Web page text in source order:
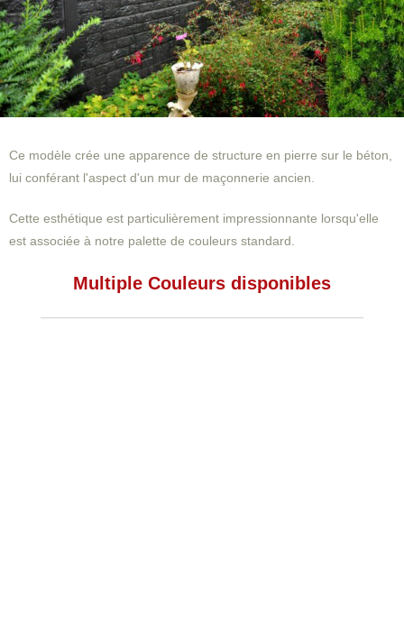
Ce modèle crée une apparence de structure en pierre sur le béton,
lui conférant l'aspect d'un mur de maçonnerie ancien.
Cette esthétique est particulièrement impressionnante lorsqu'elle
est associée à notre palette de couleurs standard.
Multiple Couleurs disponibles